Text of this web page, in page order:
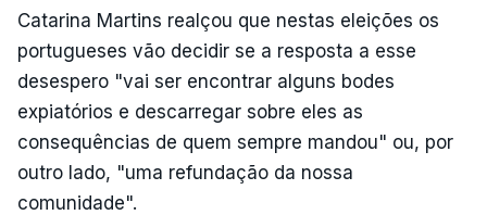
Catarina Martins realçou que nestas eleições os
portugueses vão decidir se a resposta a esse
desespero "vai ser encontrar alguns bodes
expiatórios e descarregar sobre eles as
consequências de quem sempre mandou" ou, por
outro lado, "uma refundação da nossa
comunidade".